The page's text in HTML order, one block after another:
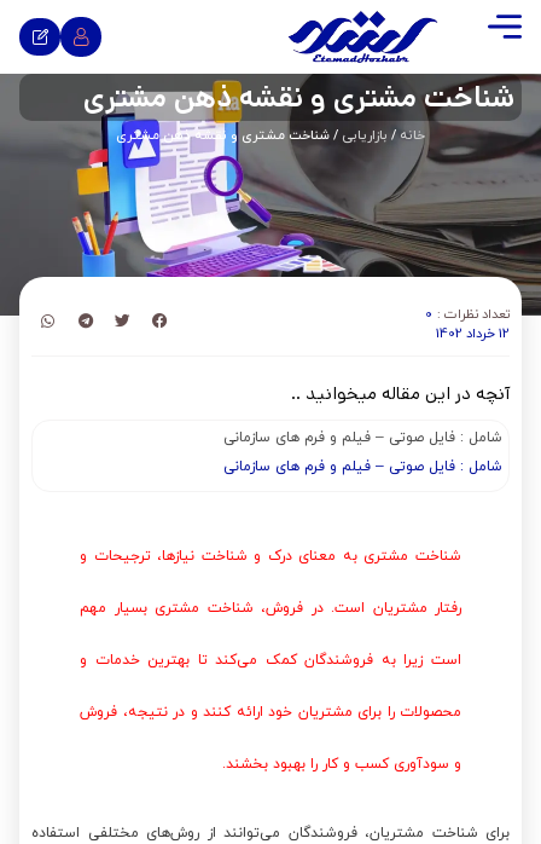
شناخت مشتری و نقشه ذهن مشتری
خانه/ بازاریابی / شناخت مشتری و نقشه ذهن مشتری
تعداد نظرات : 0
12 خرداد 1402
آنچه در این مقاله میخوانید ..
شامل : فایل صوتی – فیلم و فرم های سازمانی
شامل : فایل صوتی – فیلم و فرم های سازمانی
شناخت مشتری به معنای درک و شناخت نیازها، ترجیحات و
رفتار مشتریان است. در فروش، شناخت مشتری بسیار مهم
است زیرا به فروشندگان کمک می‌کند تا بهترین خدمات و
محصولات را برای مشتریان خود ارائه کنند و در نتیجه، فروش
و سودآوری کسب و کار را بهبود بخشند.
برای شناخت مشتریان، فروشندگان می‌توانند از روش‌های مختلفی استفاده